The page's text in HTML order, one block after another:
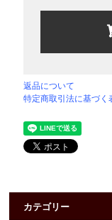
返品について
特定商取引法に基づく
カテゴリー